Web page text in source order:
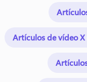
Artículos de vídeo